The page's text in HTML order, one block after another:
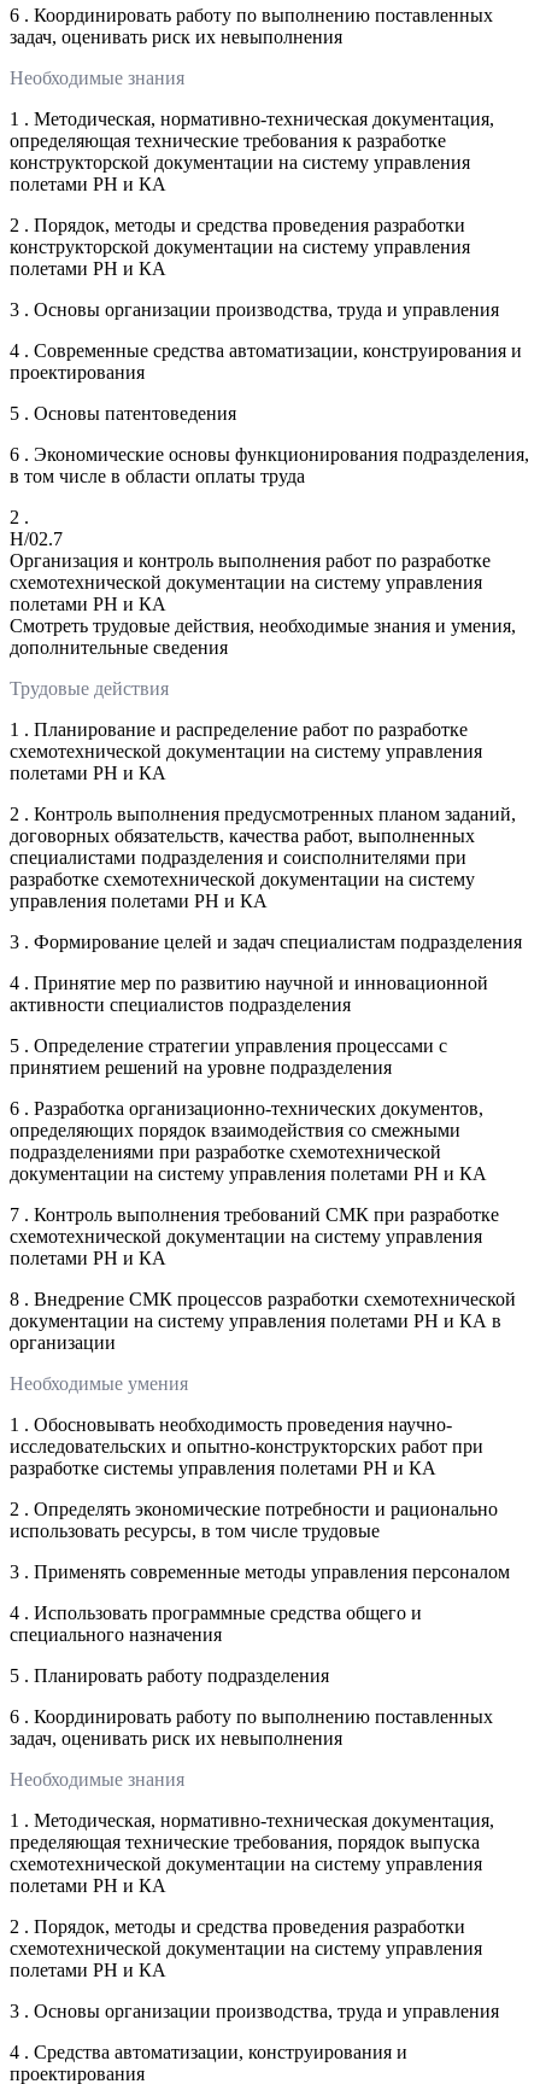
6 . Координировать работу по выполнению поставленных
задач, оценивать риск их невыполнения
Необходимые знания
1 . Методическая, нормативно-техническая документация,
определяющая технические требования к разработке
конструкторской документации на систему управления
полетами РН и КА
2 . Порядок, методы и средства проведения разработки
конструкторской документации на систему управления
полетами РН и КА
3 . Основы организации производства, труда и управления
4 . Современные средства автоматизации, конструирования и
проектирования
5 . Основы патентоведения
6 . Экономические основы функционирования подразделения,
в том числе в области оплаты труда
2 .
H/02.7
Организация и контроль выполнения работ по разработке
схемотехнической документации на систему управления
полетами РН и КА
Смотреть трудовые действия, необходимые знания и умения,
дополнительные сведения
Трудовые действия
1 . Планирование и распределение работ по разработке
схемотехнической документации на систему управления
полетами РН и КА
2 . Контроль выполнения предусмотренных планом заданий,
договорных обязательств, качества работ, выполненных
специалистами подразделения и соисполнителями при
разработке схемотехнической документации на систему
управления полетами РН и КА
3 . Формирование целей и задач специалистам подразделения
4 . Принятие мер по развитию научной и инновационной
активности специалистов подразделения
5 . Определение стратегии управления процессами с
принятием решений на уровне подразделения
6 . Разработка организационно-технических документов,
определяющих порядок взаимодействия со смежными
подразделениями при разработке схемотехнической
документации на систему управления полетами РН и КА
7 . Контроль выполнения требований СМК при разработке
схемотехнической документации на систему управления
полетами РН и КА
8 . Внедрение СМК процессов разработки схемотехнической
документации на систему управления полетами РН и КА в
организации
Необходимые умения
1 . Обосновывать необходимость проведения научно-
исследовательских и опытно-конструкторских работ при
разработке системы управления полетами РН и КА
2 . Определять экономические потребности и рационально
использовать ресурсы, в том числе трудовые
3 . Применять современные методы управления персоналом
4 . Использовать программные средства общего и
специального назначения
5 . Планировать работу подразделения
6 . Координировать работу по выполнению поставленных
задач, оценивать риск их невыполнения
Необходимые знания
1 . Методическая, нормативно-техническая документация,
пределяющая технические требования, порядок выпуска
схемотехнической документации на систему управления
полетами РН и КА
2 . Порядок, методы и средства проведения разработки
схемотехнической документации на систему управления
полетами РН и КА
3 . Основы организации производства, труда и управления
4 . Средства автоматизации, конструирования и
проектирования